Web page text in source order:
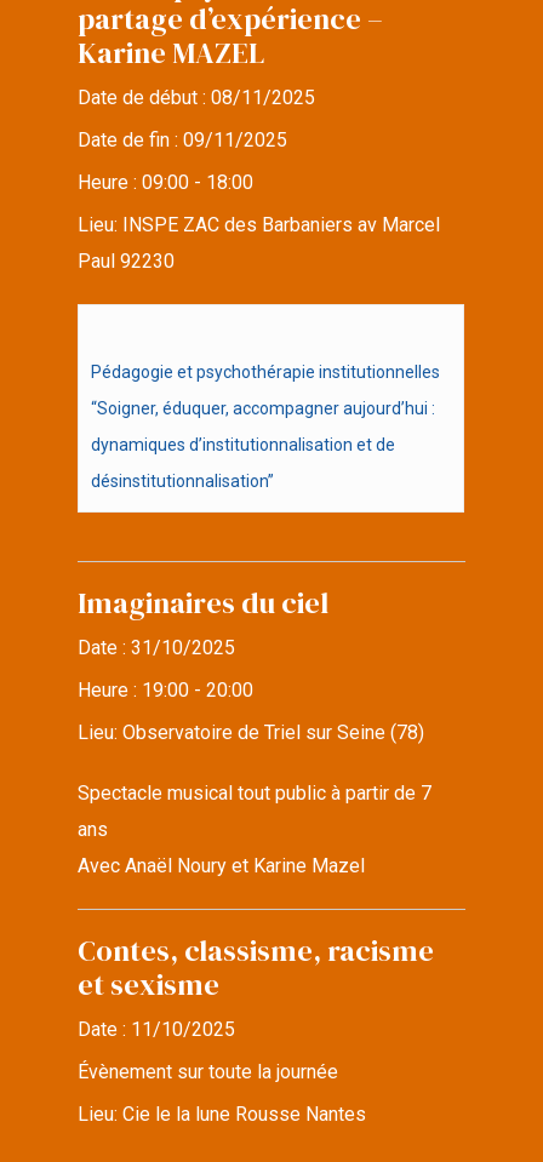
partage d’expérience –
Karine MAZEL
Date de début :08/11/2025
Date de fin :09/11/2025
Heure :09:00 - 18:00
Lieu:
INSPE ZAC des Barbaniers av Marcel
Paul 92230
Pédagogie et psychothérapie institutionnelles
“Soigner, éduquer, accompagner aujourd’hui :
dynamiques d’institutionnalisation et de
désinstitutionnalisation”
Imaginaires du ciel
Date :31/10/2025
Heure : 19:00 - 20:00
Lieu:Observatoire de Triel sur Seine (78)
Spectacle musical tout public à partir de 7
ans
Avec Anaël Noury et Karine Mazel
Contes, classisme, racisme
et sexisme
Date : 11/10/2025
Évènement sur toute la journée
Lieu:Cie le la lune Rousse Nantes